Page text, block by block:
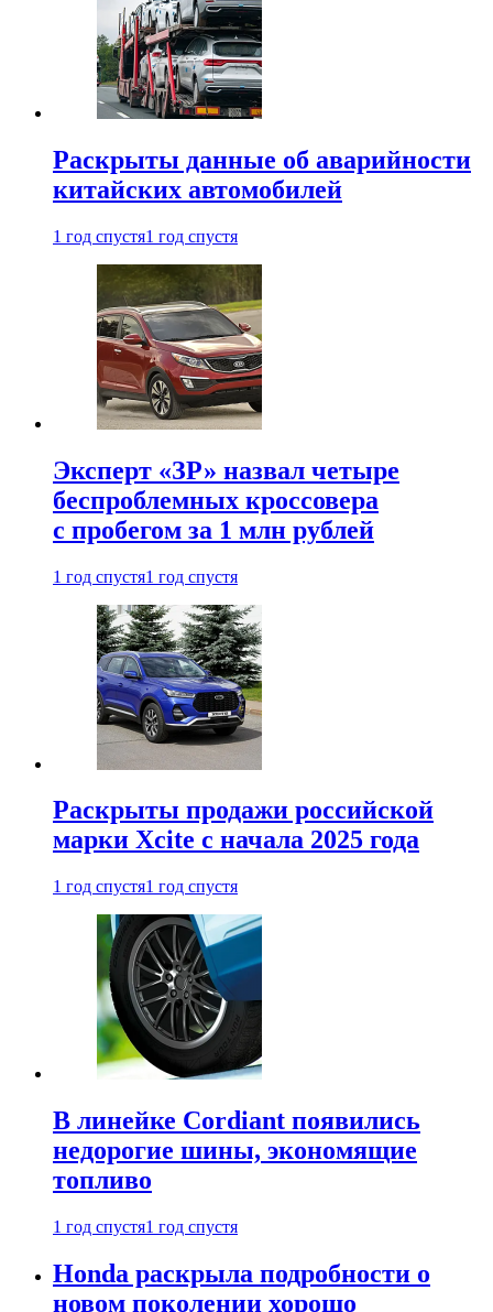
Раскрыты данные об аварийности
китайских автомобилей
1 год спустя1 год спустя
Эксперт «ЗР» назвал четыре
беспроблемных кроссовера
с пробегом за 1 млн рублей
1 год спустя1 год спустя
Раскрыты продажи российской
марки Xcite с начала 2025 года
1 год спустя1 год спустя
В линейке Cordiant появились
недорогие шины, экономящие
топливо
1 год спустя1 год спустя
Honda раскрыла подробности о
новом поколении хорошо